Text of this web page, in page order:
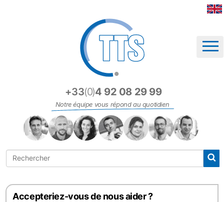
+33(0)4 92 08 29 99
Notre équipe vous répond au quotidien
Accepteriez-vous de nous aider ?